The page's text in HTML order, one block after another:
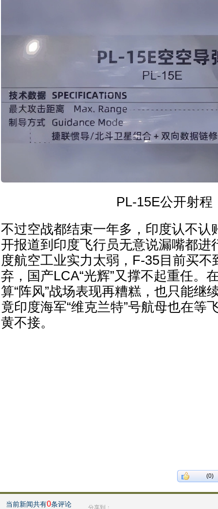
PL-15E公开射程
不过空战都结束一年多，印度认不认
开报道到印度飞行员无意说漏嘴都进
度航空工业实力太弱，F-35目前买不
弃，国产LCA“光辉”又撑不起重任。
算“阵风”战场表现再糟糕，也只能继
竟印度海军“维克兰特”号航母也在等
黄不接。
(0)
当前新闻共有0条评论 分享到：